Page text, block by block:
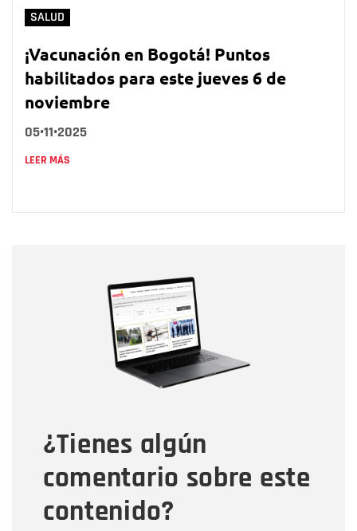
SALUD
¡Vacunación en Bogotá! Puntos
habilitados para este jueves 6 de
noviembre
05•11•2025
LEER MÁS
¿Tienes algún
comentario sobre este
contenido?
Correo electrónico
Tipo de comentario
Mensaje